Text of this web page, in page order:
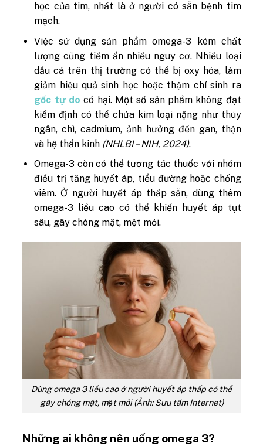
học của tim, nhất là ở người có sẵn bệnh tim
mạch.
Việc sử dụng sản phẩm omega-3 kém chất
lượng cũng tiềm ẩn nhiều nguy cơ. Nhiều loại
dầu cá trên thị trường có thể bị oxy hóa, làm
giảm hiệu quả sinh học hoặc thậm chí sinh ra
gốc tự do có hại. Một số sản phẩm không đạt
kiểm định có thể chứa kim loại nặng như thủy
ngân, chì, cadmium, ảnh hưởng đến gan, thận
và hệ thần kinh (NHLBI – NIH, 2024).
Omega-3 còn có thể tương tác thuốc với nhóm
điều trị tăng huyết áp, tiểu đường hoặc chống
viêm. Ở người huyết áp thấp sẵn, dùng thêm
omega-3 liều cao có thể khiến huyết áp tụt
sâu, gây chóng mặt, mệt mỏi.
Dùng omega 3 liều cao ở người huyết áp thấp có thể
gây chóng mặt, mệt mỏi (Ảnh: Sưu tầm Internet)
Những ai không nên uống omega 3?